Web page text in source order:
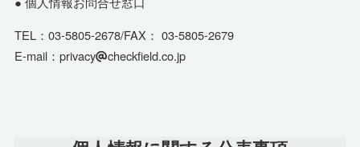
TEL：03-5805-2678/FAX： 03-5805-2679
E-mail：privacy
checkfield.co.jp